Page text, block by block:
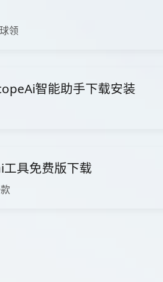
领
智能助手下载安装
具免费版下载